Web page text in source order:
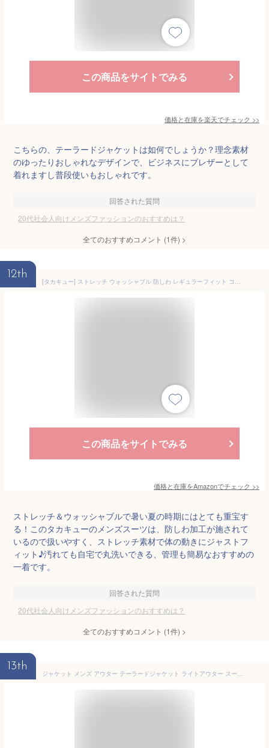
この商品をサイトでみる
価格と在庫を楽天でチェック >>
こちらの、テーラードジャケットは如何でしょうか？理念素材
のゆったりおしゃれなデザインで、ビジネスにブレザーとして
着れますし普段使いもおしゃれです。
回答された質問
20代社会人向けメンズファッションのおすすめは？
全てのおすすめコメント (1件) >
12th
[タカキュー] ストレッチ ウォッシャブル 防しわ レギュラーフィット コーディネート 2パンツ スーツ メンズ
この商品をサイトでみる
価格と在庫をAmazonでチェック >>
ストレッチ＆ウォッシャブルで暑い夏の時期にはとても重宝す
る！このタカキューのメンズスーツは、防しわ加工が施されて
いるので扱いやすく、ストレッチ素材で体の動きにジャストフ
ィット♪汚れても自宅で丸洗いできる、管理も簡易なおすすめの
一着です。
回答された質問
20代社会人向けメンズファッションのおすすめは？
全てのおすすめコメント (1件) >
13th
ジャケット メンズ アウター テーラードジャケット ライトアウター スーツ 長袖 ブレザー テレワーク ビジカジ カジュアル ビジネス オフィス オフィスカジュアル メンズファッション 社会人 20代 30代 40代 春服 春 夏服 夏 秋服 秋 冬服 冬